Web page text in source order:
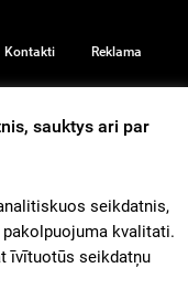
Kontakti Reklama
sauktys ari par
seikdatnis,
kvalitati.
īvītuotūs seikdatņu